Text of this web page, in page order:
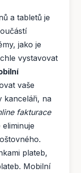
a tabletů je
jako je
vystavovat
vaše
kanceláři, na
fakturace
plateb,
Mobilní